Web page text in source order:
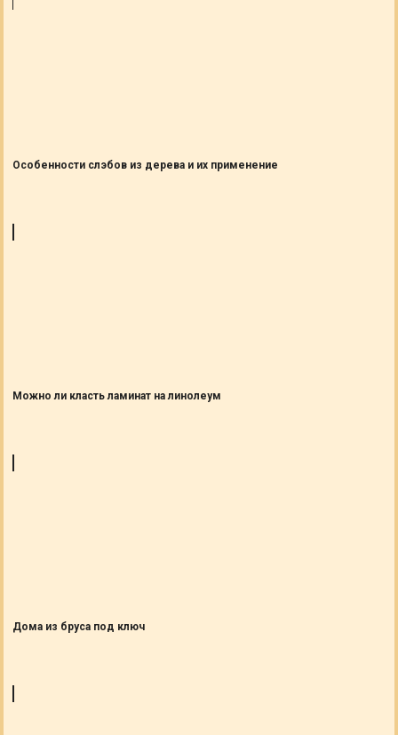
Особенности слэбов из дерева и их применение
Можно ли класть ламинат на линолеум
Дома из бруса под ключ